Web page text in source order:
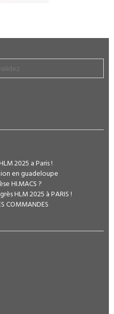
2025 a Paris !
en guadeloupe
HI.MACS ?
HLM 2025 à PARIS !
COMMANDES